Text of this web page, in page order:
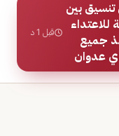
بين
للاعتداء
جميع
عدوان
قبل 1 د